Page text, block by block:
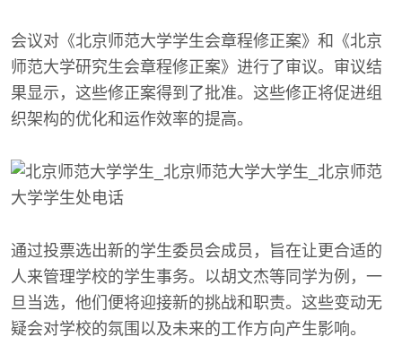
会议对《北京师范大学学生会章程修正案》和《北京
师范大学研究生会章程修正案》进行了审议。审议结
果显示，这些修正案得到了批准。这些修正将促进组
织架构的优化和运作效率的提高。
通过投票选出新的学生委员会成员，旨在让更合适的
人来管理学校的学生事务。以胡文杰等同学为例，一
旦当选，他们便将迎接新的挑战和职责。这些变动无
疑会对学校的氛围以及未来的工作方向产生影响。